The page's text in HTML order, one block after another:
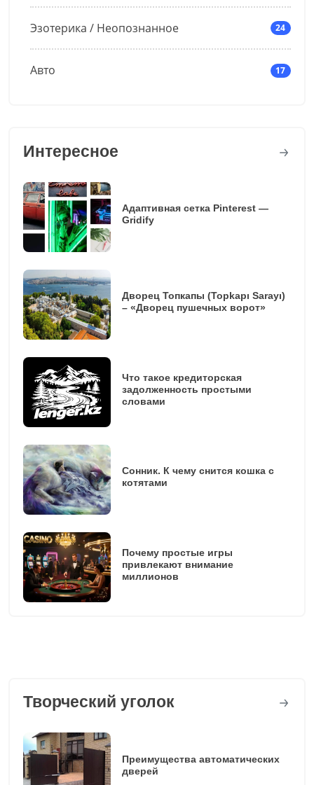
Эзотерика / Неопознанное 24
Авто 17
Интересное
Адаптивная сетка Pinterest —
Gridify
Дворец Топкапы (Topkapı Sarayı)
– «Дворец пушечных ворот»
Что такое кредиторская
задолженность простыми
словами
Сонник. К чему снится кошка с
котятами
Почему простые игры
привлекают внимание
миллионов
Творческий уголок
Преимущества автоматических
дверей